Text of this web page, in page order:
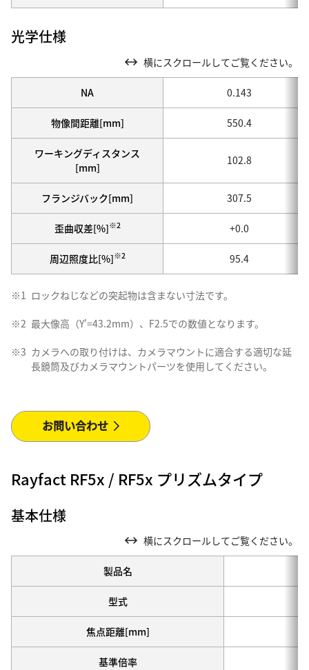
光学仕様
横にスクロールしてご覧ください。
NA 0.143
物像間距離[mm] 550.4
ワーキングディスタンス
[mm]
102.8
フランジバック[mm] 307.5
歪曲収差[%]※2 +0.0
周辺照度比[%]※2 95.4
※1 ロックねじなどの突起物は含まない寸法です。
※2 最大像高（Y'=43.2mm）、F2.5での数値となります。
※3 カメラへの取り付けは、カメラマウントに適合する適切な延
長鏡筒及びカメラマウントパーツを使用してください。
お問い合わせ
Rayfact RF5x / RF5x プリズムタイプ
基本仕様
横にスクロールしてご覧ください。
製品名
型式
焦点距離[mm]
基準倍率